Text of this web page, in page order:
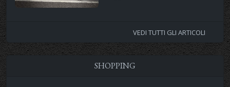
VEDI TUTTI GLI ARTICOLI
SHOPPING